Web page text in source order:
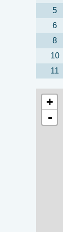
5
6
8
10
11
+
-